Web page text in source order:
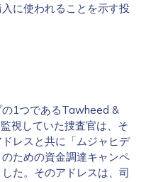
に使われることを示す投
1つであるTawheed &
視していた捜査官は、そ
レスと共に「ムジャヒデ
ための資金調達キャンペ
た。そのアドレスは、司